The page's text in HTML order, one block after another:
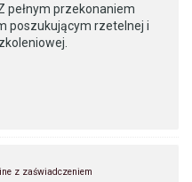
pełnym przekonaniem
poszukującym rzetelnej i
z zaświadczeniem